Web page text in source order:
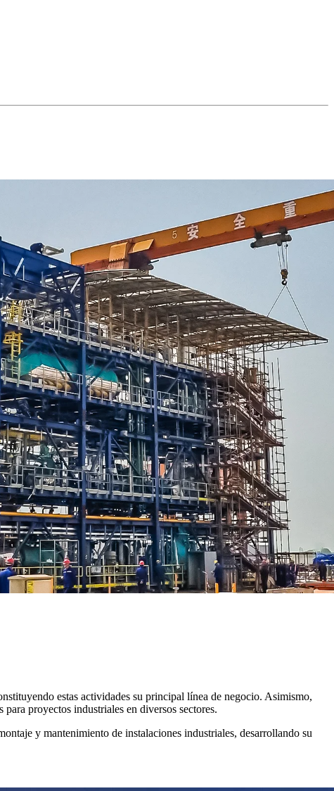
estas actividades su principal línea de negocio. Asimismo,
proyectos industriales en diversos sectores.
y mantenimiento de instalaciones industriales, desarrollando su